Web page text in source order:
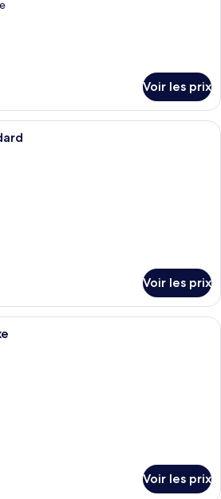
Voir les prix
Un lit bien fait, avec une literie
Voir les prix
Une chambre d’hôtel comprenant
Voir les prix